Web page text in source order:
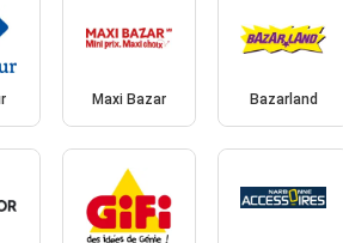
Maxi Bazar Bazarland